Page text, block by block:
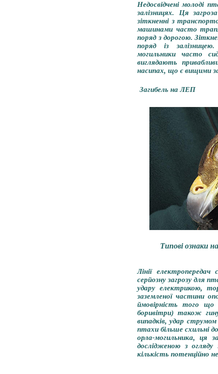
Недосвідчені
залізницях. Ця
зіткненні з
машинами часто
поряд з дорогою.
поряд із
могильники часто
виглядають
насипах, що є вищими
Загибель на ЛЕП
Типові ознаки
Лінії
серйозну загрозу для
удару електрикою,
заземленої частини
ймовірність того
боривітри) також
випадків, удар
птахи більше схильні
орла-могильника, ця
дослідженою з огляду
кількість потенційно